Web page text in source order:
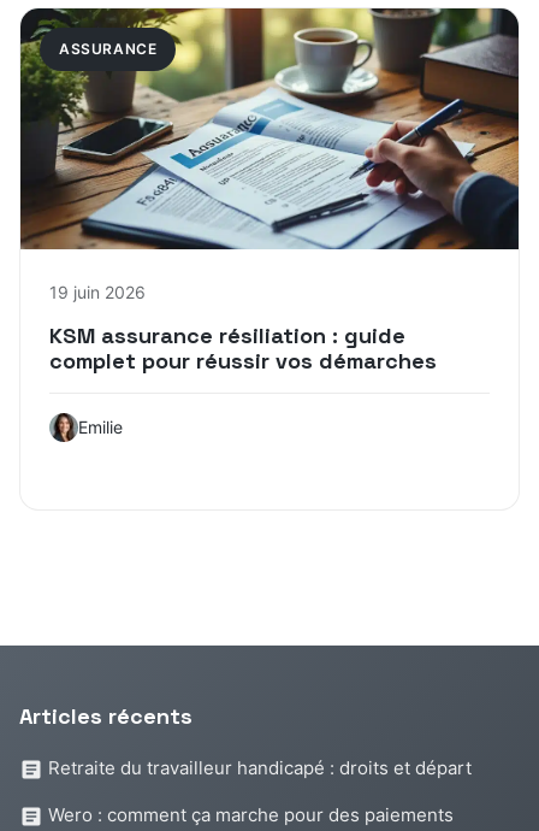
ASSURANCE
19 juin 2026
KSM assurance résiliation : guide
complet pour réussir vos démarches
Emilie
Articles récents
Retraite du travailleur handicapé : droits et départ
Wero : comment ça marche pour des paiements